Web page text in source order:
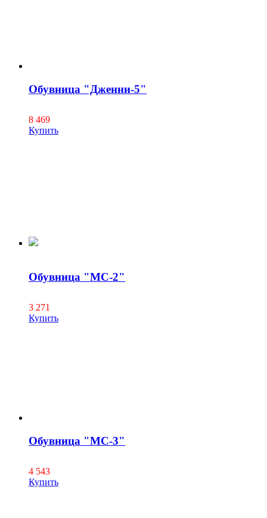
Обувница "Дженни-5"
8 469
Купить
Обувница "МС-2"
3 271
Купить
Обувница "МС-3"
4 543
Купить